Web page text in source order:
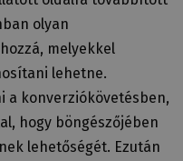
olyan
melyekkel
lehetne.
a konverziókövetésben,
hogy böngészőjében
lehetőségét. Ezután